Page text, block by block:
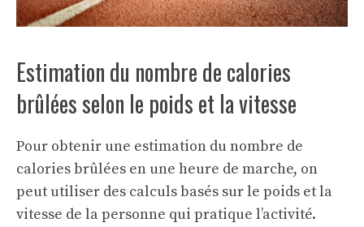
Estimation du nombre de calories
brûlées selon le poids et la vitesse
Pour obtenir une estimation du nombre de
calories brûlées en une heure de marche, on
peut utiliser des calculs basés sur le poids et la
vitesse de la personne qui pratique l’activité.